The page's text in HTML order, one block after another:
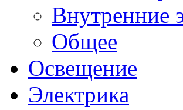
Внутренние
Общее
Освещение
Электрика